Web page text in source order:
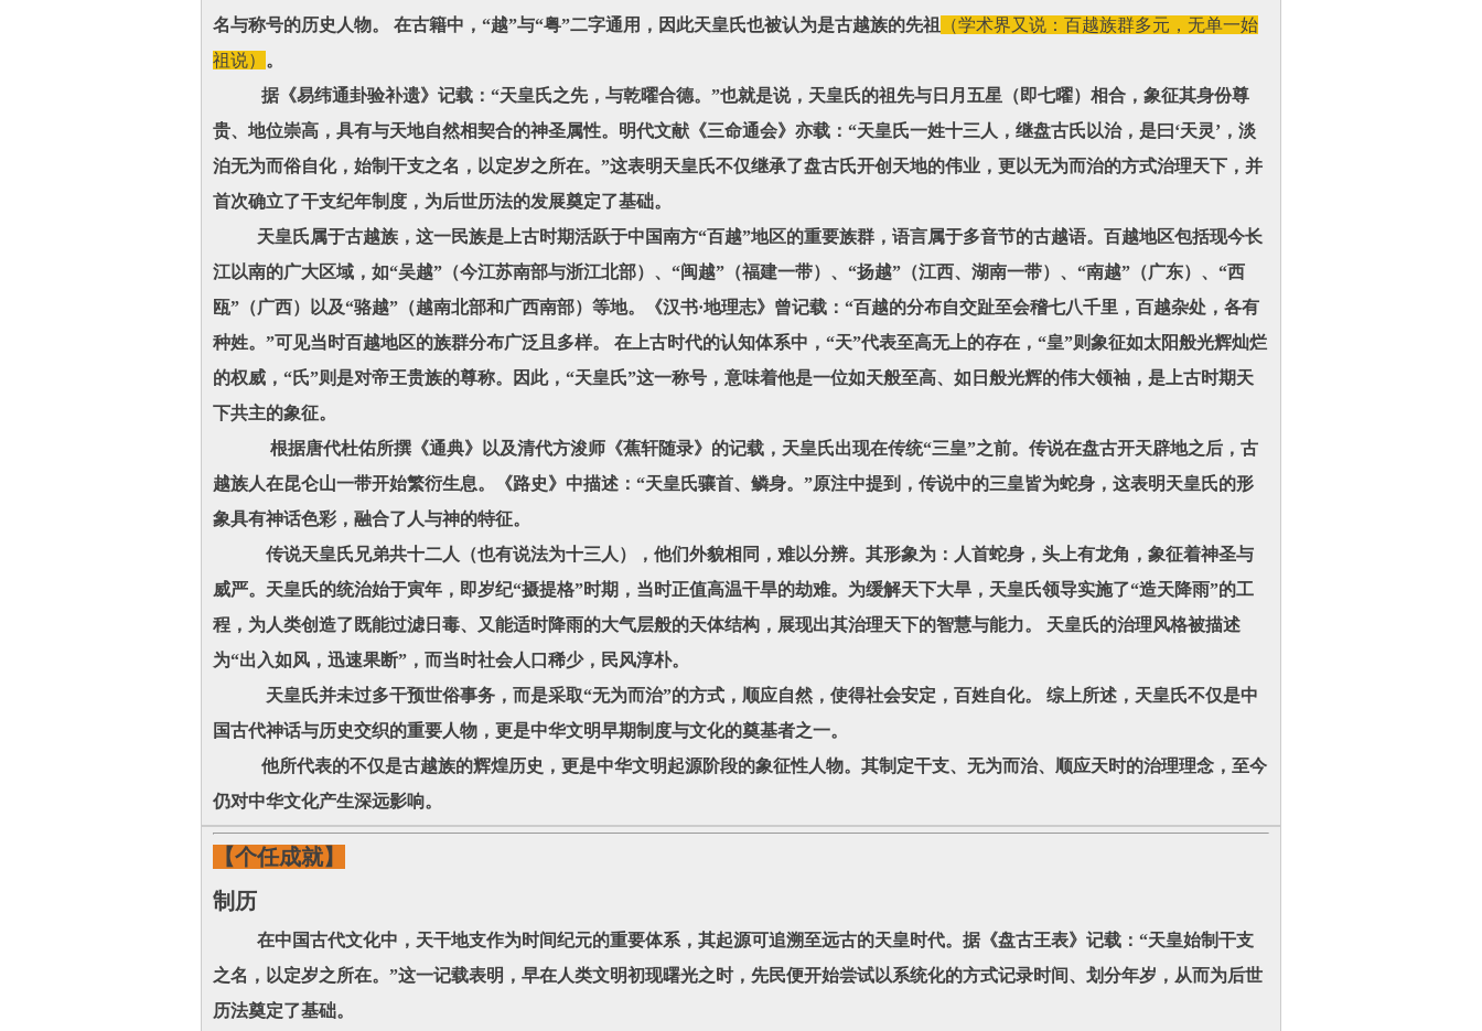
名与称号的历史人物。 在古籍中，“越”与“粤”二字通用，因此天皇氏也被认为是古越族的先祖
（学术界又说：百越族群多元，无单一始
祖说）
。
据《易纬通卦验补遗》记载：“天皇氏之先，与乾曜合德。”也就是说，天皇氏的祖先与日月五星（即七曜）相合，象征其身份尊
贵、地位崇高，具有与天地自然相契合的神圣属性。明代文献《三命通会》亦载：“天皇氏一姓十三人，继盘古氏以治，是曰‘天灵’，淡
泊无为而俗自化，始制干支之名，以定岁之所在。”这表明天皇氏不仅继承了盘古氏开创天地的伟业，更以无为而治的方式治理天下，并
首次确立了干支纪年制度，为后世历法的发展奠定了基础。
天皇氏属于古越族，这一民族是上古时期活跃于中国南方“百越”地区的重要族群，语言属于多音节的古越语。百越地区包括现今长
江以南的广大区域，如“吴越”（今江苏南部与浙江北部）、“闽越”（福建一带）、“扬越”（江西、湖南一带）、“南越”（广东）、“西
瓯”（广西）以及“骆越”（越南北部和广西南部）等地。《汉书·地理志》曾记载：“百越的分布自交趾至会稽七八千里，百越杂处，各有
种姓。”可见当时百越地区的族群分布广泛且多样。 在上古时代的认知体系中，“天”代表至高无上的存在，“皇”则象征如太阳般光辉灿烂
的权威，“氏”则是对帝王贵族的尊称。因此，“天皇氏”这一称号，意味着他是一位如天般至高、如日般光辉的伟大领袖，是上古时期天
下共主的象征。
根据唐代杜佑所撰《通典》以及清代方浚师《蕉轩随录》的记载，天皇氏出现在传统“三皇”之前。传说在盘古开天辟地之后，古
越族人在昆仑山一带开始繁衍生息。《路史》中描述：“天皇氏骧首、鳞身。”原注中提到，传说中的三皇皆为蛇身，这表明天皇氏的形
象具有神话色彩，融合了人与神的特征。
传说天皇氏兄弟共十二人（也有说法为十三人），他们外貌相同，难以分辨。其形象为：人首蛇身，头上有龙角，象征着神圣与
威严。天皇氏的统治始于寅年，即岁纪“摄提格”时期，当时正值高温干旱的劫难。为缓解天下大旱，天皇氏领导实施了“造天降雨”的工
程，为人类创造了既能过滤日毒、又能适时降雨的大气层般的天体结构，展现出其治理天下的智慧与能力。 天皇氏的治理风格被描述
为“出入如风，迅速果断”，而当时社会人口稀少，民风淳朴。
天皇氏并未过多干预世俗事务，而是采取“无为而治”的方式，顺应自然，使得社会安定，百姓自化。 综上所述，天皇氏不仅是中
国古代神话与历史交织的重要人物，更是中华文明早期制度与文化的奠基者之一。
他所代表的不仅是古越族的辉煌历史，更是中华文明起源阶段的象征性人物。其制定干支、无为而治、顺应天时的治理理念，至今
仍对中华文化产生深远影响。
【个任成就】
制历
在中国古代文化中，天干地支作为时间纪元的重要体系，其起源可追溯至远古的天皇时代。据《盘古王表》记载：“天皇始制干支
之名，以定岁之所在。”这一记载表明，早在人类文明初现曙光之时，先民便开始尝试以系统化的方式记录时间、划分年岁，从而为后世
历法奠定了基础。